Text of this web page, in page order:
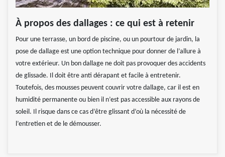
À propos des dallages : ce qui est à retenir
Pour une terrasse, un bord de piscine, ou un pourtour de jardin, la
pose de dallage est une option technique pour donner de l’allure à
votre extérieur. Un bon dallage ne doit pas provoquer des accidents
de glissade. Il doit être anti dérapant et facile à entretenir.
Toutefois, des mousses peuvent couvrir votre dallage, car il est en
humidité permanente ou bien il n’est pas accessible aux rayons de
soleil. Il risque dans ce cas d’être glissant d’où la nécessité de
l’entretien et de le démousser.